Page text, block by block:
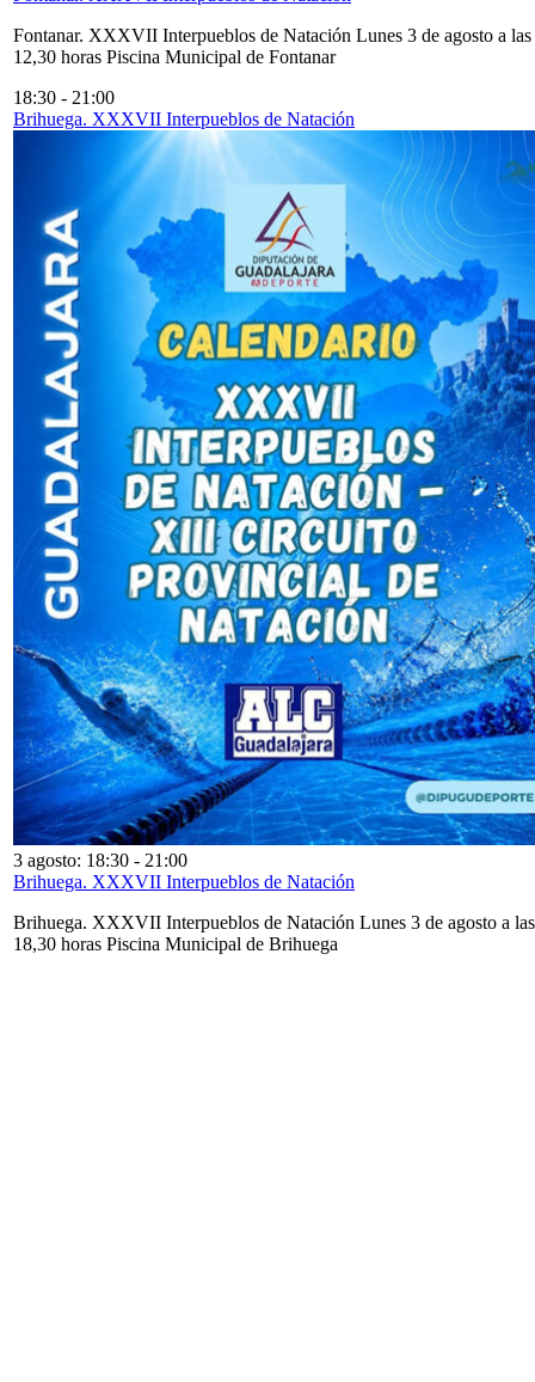
Fontanar. XXXVII Interpueblos de Natación Lunes 3 de agosto a las
12,30 horas Piscina Municipal de Fontanar
18:30 - 21:00
Brihuega. XXXVII Interpueblos de Natación
3 agosto: 18:30 - 21:00
Brihuega. XXXVII Interpueblos de Natación
Brihuega. XXXVII Interpueblos de Natación Lunes 3 de agosto a las
18,30 horas Piscina Municipal de Brihuega